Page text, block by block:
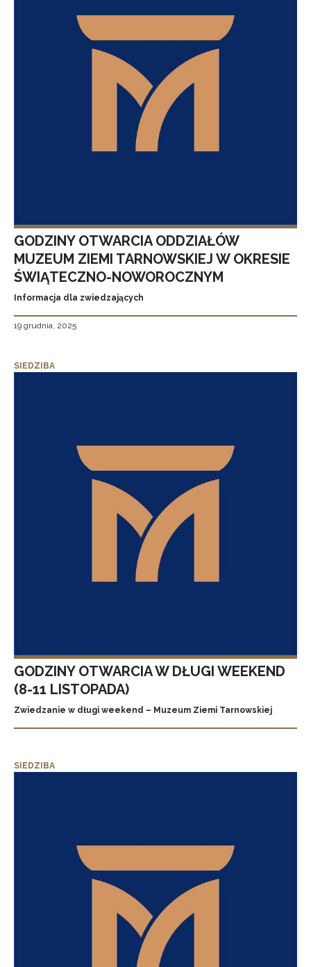
GODZINY OTWARCIA ODDZIAŁÓW
MUZEUM ZIEMI TARNOWSKIEJ W OKRESIE
ŚWIĄTECZNO-NOWOROCZNYM
Informacja dla zwiedzających
19 grudnia, 2025
SIEDZIBA
GODZINY OTWARCIA W DŁUGI WEEKEND
(8-11 LISTOPADA)
Zwiedzanie w długi weekend – Muzeum Ziemi Tarnowskiej
SIEDZIBA